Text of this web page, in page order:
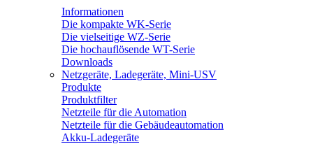
Informationen
Die kompakte WK-Serie
Die vielseitige WZ-Serie
Die hochauflösende WT-Serie
Downloads
Netzgeräte, Ladegeräte, Mini-USV
Produkte
Produktfilter
Netzteile für die Automation
Netzteile für die Gebäudeautomation
Akku-Ladegeräte